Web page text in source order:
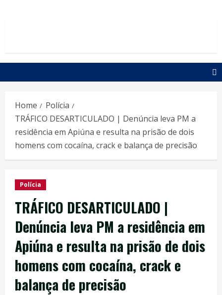
Home
Polícia
TRÁFICO DESARTICULADO | Denúncia leva PM a
residência em Apiúna e resulta na prisão de dois
homens com cocaína, crack e balança de precisão
Polícia
TRÁFICO DESARTICULADO |
Denúncia leva PM a residência em
Apiúna e resulta na prisão de dois
homens com cocaína, crack e
balança de precisão